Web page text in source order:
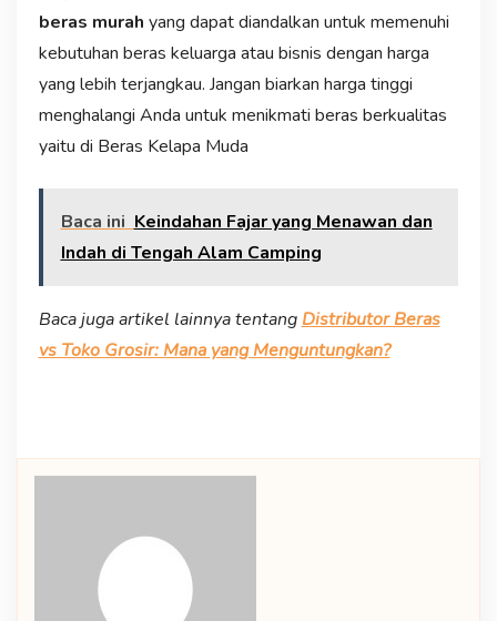
beras murah yang dapat diandalkan untuk memenuhi
kebutuhan beras keluarga atau bisnis dengan harga
yang lebih terjangkau. Jangan biarkan harga tinggi
menghalangi Anda untuk menikmati beras berkualitas
yaitu di Beras Kelapa Muda
Baca ini Keindahan Fajar yang Menawan dan
Indah di Tengah Alam Camping
Baca juga artikel lainnya tentang Distributor Beras
vs Toko Grosir: Mana yang Menguntungkan?